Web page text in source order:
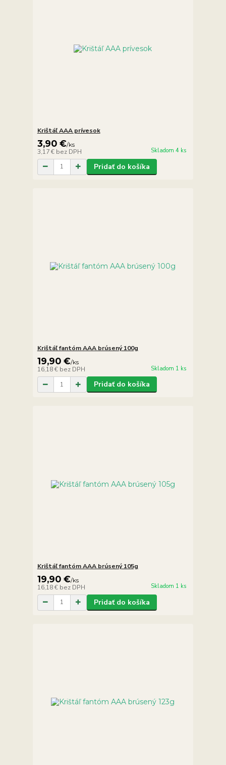
Krištáľ AAA prívesok
3,90 €/ks
3,17 € bez DPH Skladom 4 ks
Pridať do košíka
Krištáľ fantóm AAA brúsený 100g
19,90 €/ks
16,18 € bez DPH Skladom 1 ks
Pridať do košíka
Krištáľ fantóm AAA brúsený 105g
19,90 €/ks
16,18 € bez DPH Skladom 1 ks
Pridať do košíka